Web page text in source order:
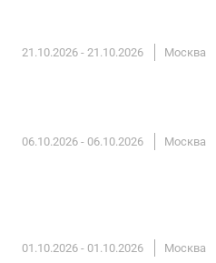
21.10.2026 - 21.10.2026 Москва
06.10.2026 - 06.10.2026 Москва
01.10.2026 - 01.10.2026 Москва